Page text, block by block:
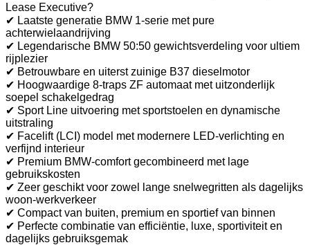
Lease Executive?
✔ Laatste generatie BMW 1-serie met pure
achterwielaandrijving
✔ Legendarische BMW 50:50 gewichtsverdeling voor ultiem
rijplezier
✔ Betrouwbare en uiterst zuinige B37 dieselmotor
✔ Hoogwaardige 8-traps ZF automaat met uitzonderlijk
soepel schakelgedrag
✔ Sport Line uitvoering met sportstoelen en dynamische
uitstraling
✔ Facelift (LCI) model met modernere LED-verlichting en
verfijnd interieur
✔ Premium BMW-comfort gecombineerd met lage
gebruikskosten
✔ Zeer geschikt voor zowel lange snelwegritten als dagelijks
woon-werkverkeer
✔ Compact van buiten, premium en sportief van binnen
✔ Perfecte combinatie van efficiëntie, luxe, sportiviteit en
dagelijks gebruiksgemak